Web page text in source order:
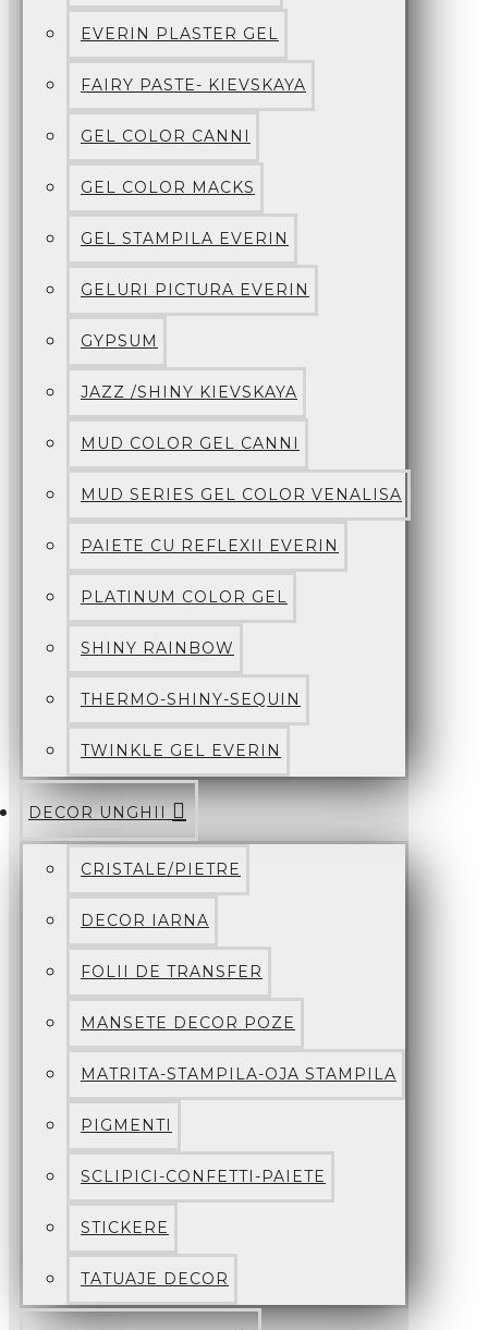
EVERIN PLASTER GEL
FAIRY PASTE- KIEVSKAYA
GEL COLOR CANNI
GEL COLOR MACKS
GEL STAMPILA EVERIN
GELURI PICTURA EVERIN
GYPSUM
JAZZ /SHINY KIEVSKAYA
MUD COLOR GEL CANNI
MUD SERIES GEL COLOR VENALISA
PAIETE CU REFLEXII EVERIN
PLATINUM COLOR GEL
SHINY RAINBOW
THERMO-SHINY-SEQUIN
TWINKLE GEL EVERIN
DECOR UNGHII
CRISTALE/PIETRE
DECOR IARNA
FOLII DE TRANSFER
MANSETE DECOR POZE
MATRITA-STAMPILA-OJA STAMPILA
PIGMENTI
SCLIPICI-CONFETTI-PAIETE
STICKERE
TATUAJE DECOR